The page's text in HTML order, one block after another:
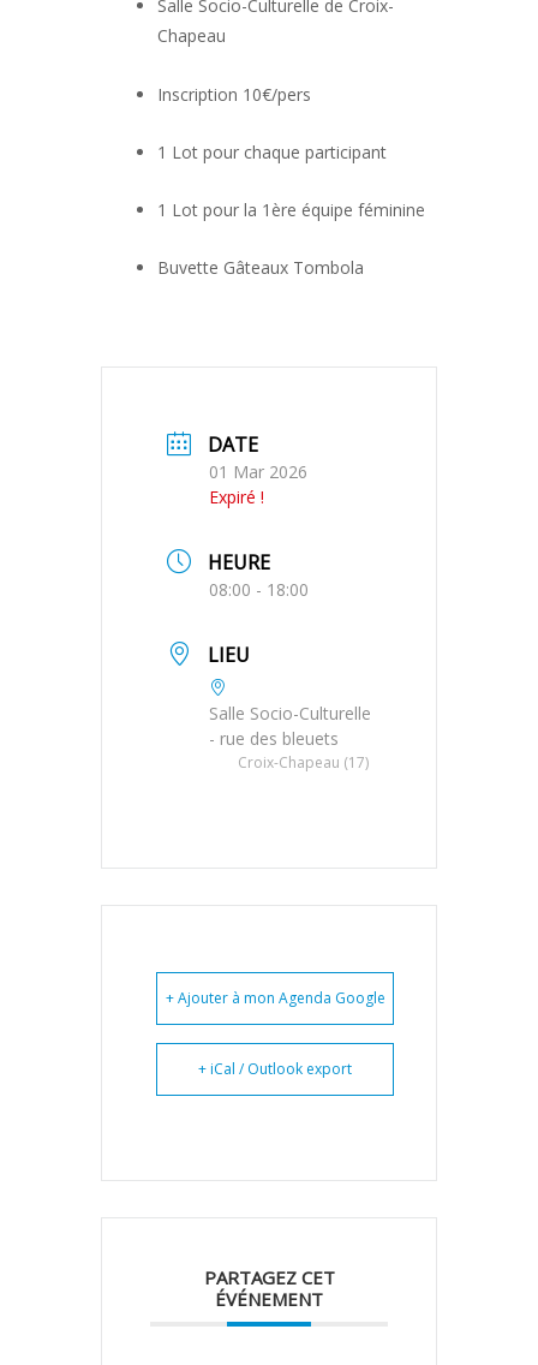
Salle Socio-Culturelle de Croix-
Chapeau
Inscription 10€/pers
1 Lot pour chaque participant
1 Lot pour la 1ère équipe féminine
Buvette Gâteaux Tombola
DATE
01 Mar 2026
Expiré !
HEURE
08:00 - 18:00
LIEU
Salle Socio-Culturelle
- rue des bleuets
Croix-Chapeau (17)
+ Ajouter à mon Agenda Google
+ iCal / Outlook export
PARTAGEZ CET
ÉVÉNEMENT